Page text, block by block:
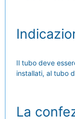
Il tubo deve
installati, al tubo
La